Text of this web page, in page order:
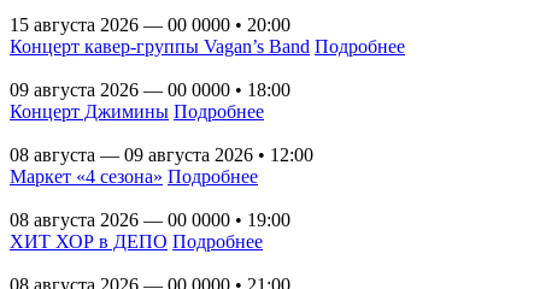
15 августа 2026 — 00 0000 • 20:00
Концерт кавер-группы Vagan’s Band Подробнее
09 августа 2026 — 00 0000 • 18:00
Концерт Джимины Подробнее
08 августа — 09 августа 2026 • 12:00
Маркет «4 сезона» Подробнее
08 августа 2026 — 00 0000 • 19:00
ХИТ ХОР в ДЕПО Подробнее
08 августа 2026 — 00 0000 • 21:00